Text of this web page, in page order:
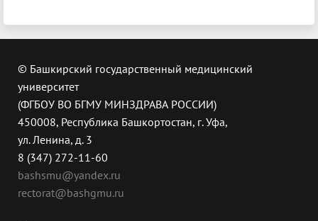
© Башкирский государственный медицинский
университет
(ФГБОУ ВО БГМУ МИНЗДРАВА РОССИИ)
450008, Республика Башкортостан, г. Уфа,
ул. Ленина, д. 3
8 (347) 272-11-60
bashsmu@yandex.ru
rectorat@bashgmu.ru